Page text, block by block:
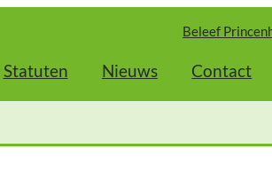
Beleef
Statuten Nieuws Contact